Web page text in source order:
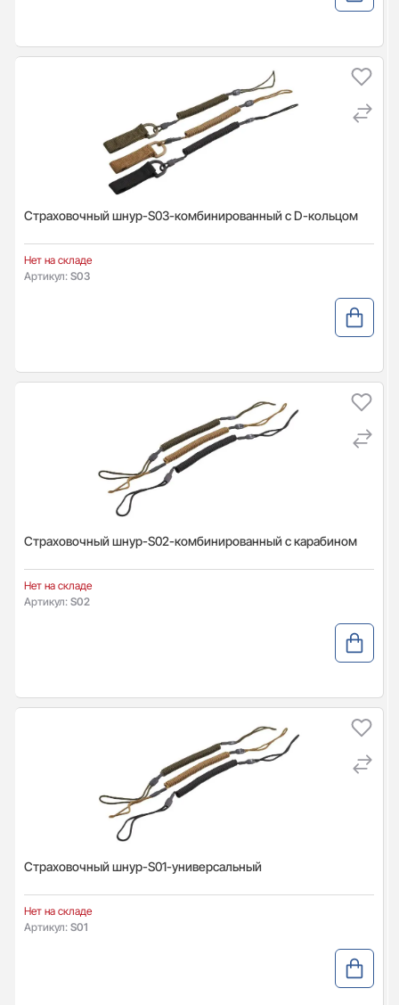
Страховочный шнур-S03-комбинированный с D-кольцом
Нет на складе
Артикул: S03
Страховочный шнур-S02-комбинированный с карабином
Нет на складе
Артикул: S02
Страховочный шнур-S01-универсальный
Нет на складе
Артикул: S01